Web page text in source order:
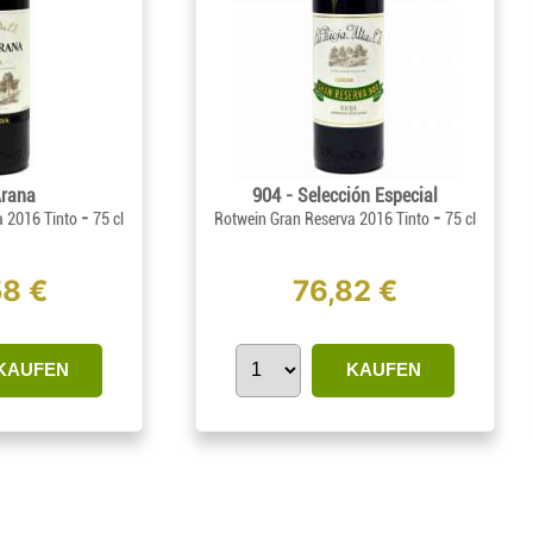
2016 Tinto - 75 cl
€
904 - Selección Especial
Rotwein Gran Reserva 2016 Tinto - 75 cl
76,82 €
KAUFEN